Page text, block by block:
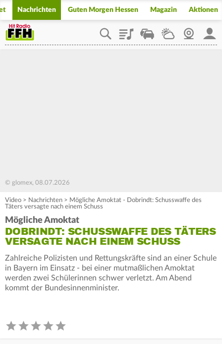
Nachrichten Guten Morgen Hessen Magazin Aktionen
PlaylistStaupilotWetterWebcam
© glomex, 08.07.2026
Video > Nachrichten > Mögliche Amoktat - Dobrindt: Schusswaffe des
Täters versagte nach einem Schuss
Mögliche Amoktat
DOBRINDT: SCHUSSWAFFE DES TÄTERS
VERSAGTE NACH EINEM SCHUSS
Zahlreiche Polizisten und Rettungskräfte sind an einer Schule
in Bayern im Einsatz - bei einer mutmaßlichen Amoktat
werden zwei Schülerinnen schwer verletzt. Am Abend
kommt der Bundesinnenminister.